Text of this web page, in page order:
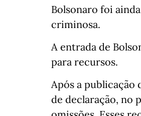
Bolsonaro foi
criminosa.
A entrada de
para recursos.
Após a publicação
de declaração, no